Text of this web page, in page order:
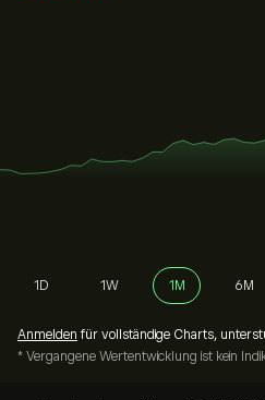
1D 1W 1M 6M
Anmelden für vollständige Charts,
* Vergangene Wertentwicklung ist kein